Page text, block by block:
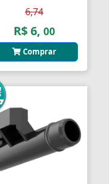
6,74
R$ 6, 00
Comprar